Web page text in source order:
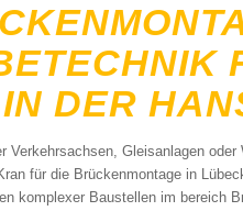
DER
Verkehrsachsen, Gleisanlagen
für die Brückenmontage in
komplexer Baustellen im bereich